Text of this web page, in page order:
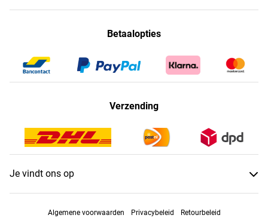
Betaalopties
Verzending
Je vindt ons op
Algemene voorwaarden Privacybeleid Retourbeleid